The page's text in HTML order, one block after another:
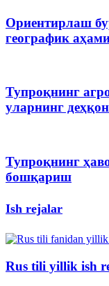
Ориентирлаш
географик
Тупроқнинг
уларнинг
Тупроқнинг
бошқариш
Ish rejalar
Rus tili yillik ish